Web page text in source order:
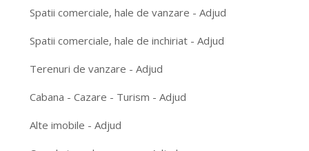
Spatii comerciale, hale de vanzare - Adjud
Spatii comerciale, hale de inchiriat - Adjud
Terenuri de vanzare - Adjud
Cabana - Cazare - Turism - Adjud
Alte imobile - Adjud